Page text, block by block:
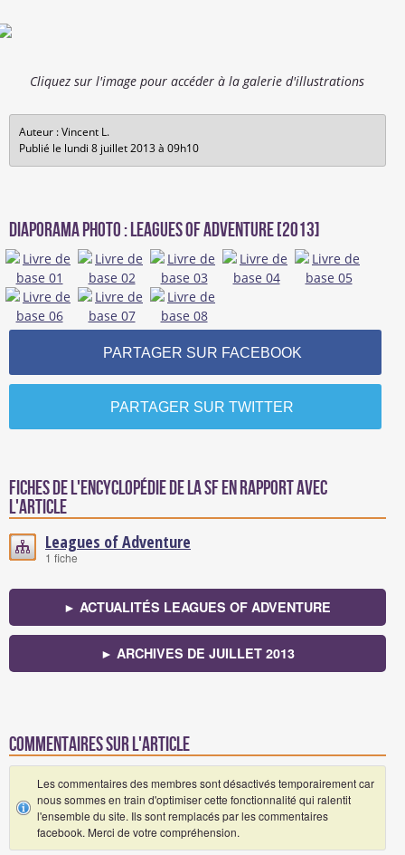
Cliquez sur l'image pour accéder à la galerie d'illustrations
Auteur : Vincent L.
Publié le lundi 8 juillet 2013 à 09h10
Diaporama photo : Leagues of Adventure [2013]
PARTAGER SUR FACEBOOK
PARTAGER SUR TWITTER
Fiches de l'encyclopédie de la SF en rapport avec
l'article
Leagues of Adventure
1 fiche
► ACTUALITÉS LEAGUES OF ADVENTURE
► ARCHIVES DE JUILLET 2013
Commentaires sur l'article
Les commentaires des membres sont désactivés temporairement car
nous sommes en train d'optimiser cette fonctionnalité qui ralentit
l'ensemble du site. Ils sont remplacés par les commentaires
facebook. Merci de votre compréhension.